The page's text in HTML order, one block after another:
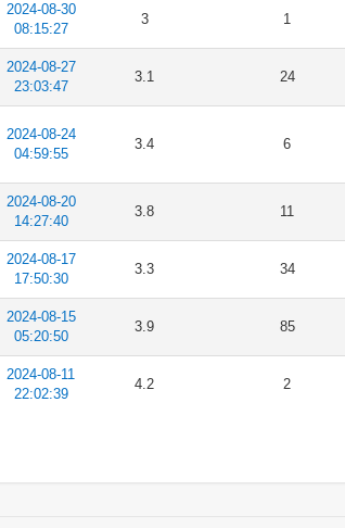
2024-08-30
08:15:27
3 1
2024-08-27
23:03:47
3.1 24
2024-08-24
04:59:55
3.4 6
2024-08-20
14:27:40
3.8 11
2024-08-17
17:50:30
3.3 34
2024-08-15
05:20:50
3.9 85
2024-08-11
22:02:39
4.2 2